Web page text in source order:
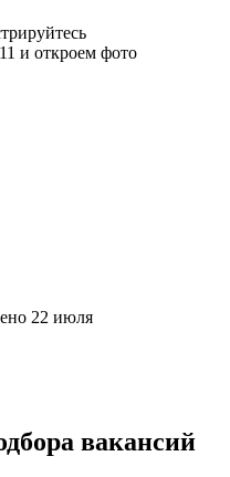
и откроем фото
22 июля
вакансий